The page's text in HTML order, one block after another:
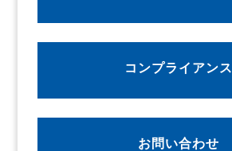
コンプライアンス
お問い合わせ